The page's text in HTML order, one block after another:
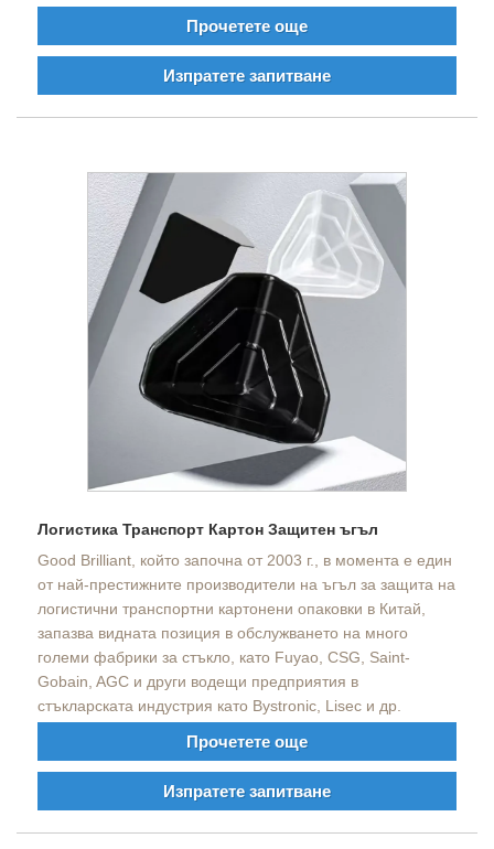
Прочетете още
Изпратете запитване
Логистика Транспорт Картон Защитен ъгъл
Good Brilliant, който започна от 2003 г., в момента е един
от най-престижните производители на ъгъл за защита на
логистични транспортни картонени опаковки в Китай,
запазва видната позиция в обслужването на много
големи фабрики за стъкло, като Fuyao, CSG, Saint-
Gobain, AGC и други водещи предприятия в
стъкларската индустрия като Bystronic, Lisec и др.
Прочетете още
Изпратете запитване